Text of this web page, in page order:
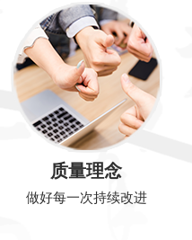
质量理念
做好每一次持续改进